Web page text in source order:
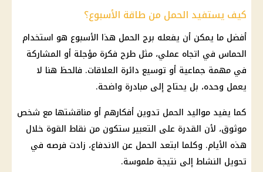
كيف يستفيد الحمل من طاقة الأسبوع؟
أفضل ما يمكن أن يفعله برج الحمل هذا الأسبوع هو استخدام
الحماس في اتجاه عملي، مثل طرح فكرة مؤجلة أو المشاركة
في مهمة جماعية أو توسيع دائرة العلاقات. فالحظ هنا لا
يعمل وحده، بل يحتاج إلى مبادرة واضحة.
كما يفيد مواليد الحمل تدوين أفكارهم أو مناقشتها مع شخص
موثوق، لأن القدرة على التعبير ستكون من نقاط القوة خلال
هذه الأيام. وكلما ابتعد الحمل عن الاندفاع، زادت فرصه في
تحويل النشاط إلى نتيجة ملموسة.